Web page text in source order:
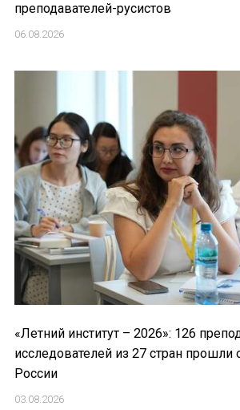
Международный
БИБЛИОТЕКА МАПРЯЛ
+7 953 347-74-80
info@mapryal.org
преподавателей-русистов
06.08.2026
«Летний институт – 2026»: 126
исследователей из 27 стран прошли
России
03.08.2026